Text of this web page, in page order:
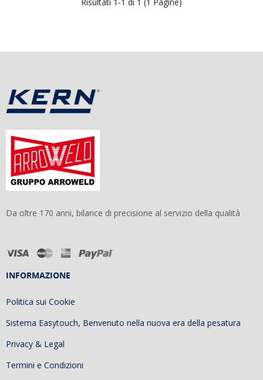
Da oltre 170 anni, bilance di precisione al servizio della qualità
INFORMAZIONE
Politica sui Cookie
Sistema Easytouch, Benvenuto nella nuova era della pesatura
Privacy & Legal
Termini e Condizioni